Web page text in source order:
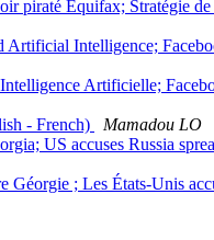
Equifax; Stratégie
Intelligence;
Artificielle;
- French)
Mamadou LO
US accuses Russia
; Les États-Unis